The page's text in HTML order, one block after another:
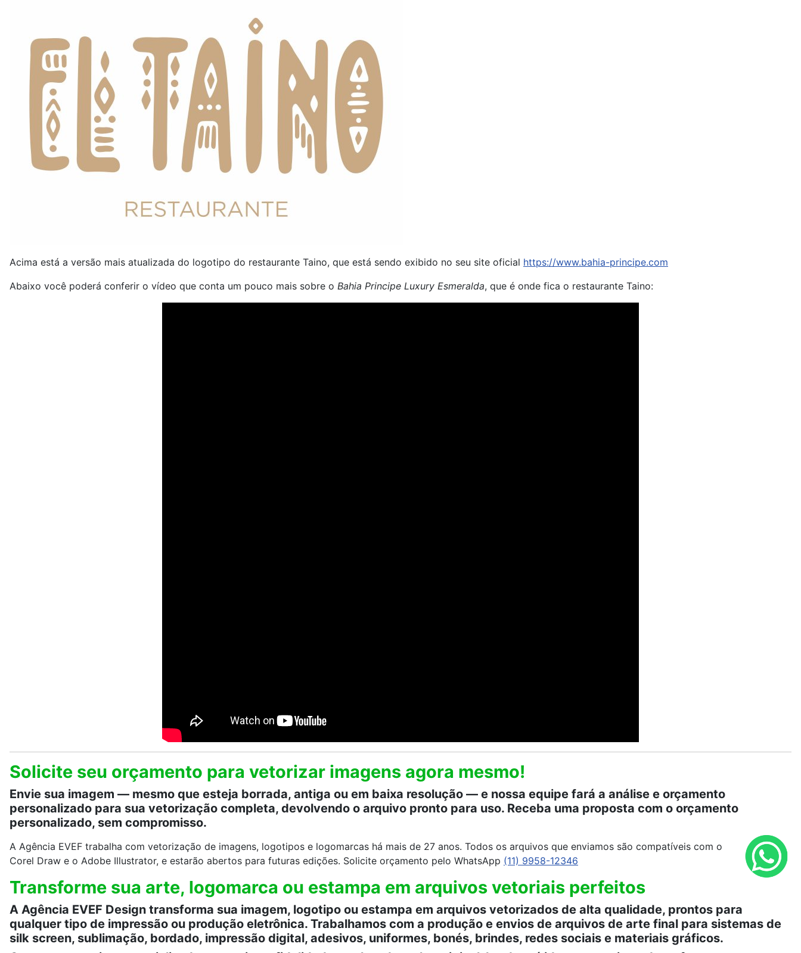
Acima está a versão mais atualizada do logotipo do restaurante Taino, que está sendo exibido no seu site oficial https://www.bahia-principe.com
Abaixo você poderá conferir o vídeo que conta um pouco mais sobre o Bahia Principe Luxury Esmeralda, que é onde fica o restaurante Taino:
Solicite seu orçamento para vetorizar imagens agora mesmo!
Envie sua imagem — mesmo que esteja borrada, antiga ou em baixa resolução — e nossa equipe fará a análise e orçamento
personalizado para sua vetorização completa, devolvendo o arquivo pronto para uso. Receba uma proposta com o orçamento
personalizado, sem compromisso.
A Agência EVEF trabalha com vetorização de imagens, logotipos e logomarcas há mais de 27 anos. Todos os arquivos que enviamos são compatíveis com o
Corel Draw e o Adobe Illustrator, e estarão abertos para futuras edições. Solicite orçamento pelo WhatsApp (11) 9958-12346
Transforme sua arte, logomarca ou estampa em arquivos vetoriais perfeitos
A Agência EVEF Design transforma sua imagem, logotipo ou estampa em arquivos vetorizados de alta qualidade, prontos para
qualquer tipo de impressão ou produção eletrônica. Trabalhamos com a produção e envios de arquivos de arte final para sistemas de
silk screen, sublimação, bordado, impressão digital, adesivos, uniformes, bonés, brindes, redes sociais e materiais gráficos.